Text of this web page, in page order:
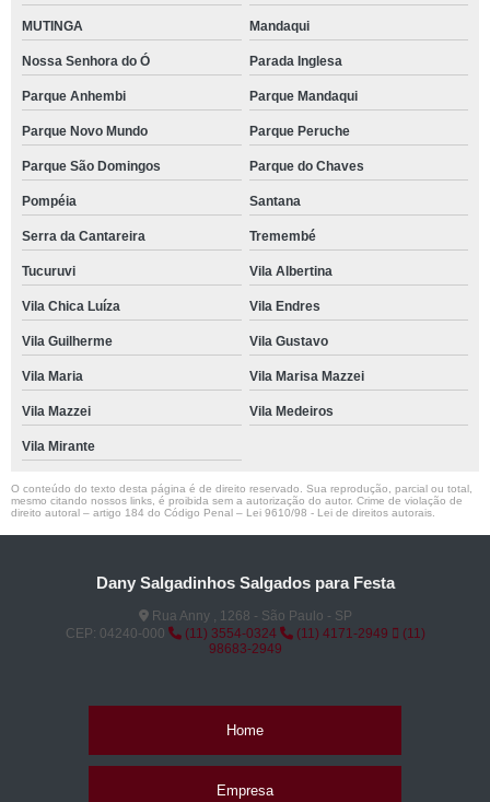
MUTINGA Mandaqui
Nossa Senhora do Ó Parada Inglesa
Parque Anhembi Parque Mandaqui
Parque Novo Mundo Parque Peruche
Parque São Domingos Parque do Chaves
Pompéia Santana
Serra da Cantareira Tremembé
Tucuruvi Vila Albertina
Vila Chica Luíza Vila Endres
Vila Guilherme Vila Gustavo
Vila Maria Vila Marisa Mazzei
Vila Mazzei Vila Medeiros
Vila Mirante
O conteúdo do texto desta página é de direito reservado. Sua reprodução, parcial ou total,
mesmo citando nossos links, é proibida sem a autorização do autor. Crime de violação de
direito autoral – artigo 184 do Código Penal – Lei 9610/98 - Lei de direitos autorais
Dany Salgadinhos Salgados para Festa
Rua Anny , 1268 - São Paulo - SP
CEP: 04240-000
(11) 3554-0324 (11) 4171-2949
(11)
98683-2949
Home
Empresa